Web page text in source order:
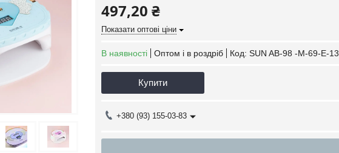
497,20 ₴
Показати оптові ціни
В наявності Оптом і в роздріб Код: SUN AB-98 -M-69-E-13
Купити
+380 (93) 155-03-83